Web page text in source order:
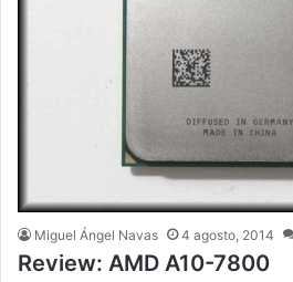
Miguel Ángel Navas 4 agosto, 2014
Review: AMD A10-7800